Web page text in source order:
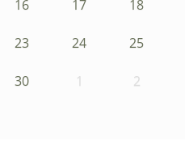
16 17 18
23 24 25
30 1 2